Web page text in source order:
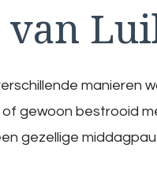
manieren
gewoon bestrooid
gezellige